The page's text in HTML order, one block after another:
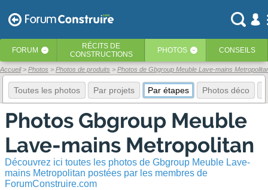
FORUM ‹ RÉCITS DE
CONSTRUCTIONS
PHOTOS ‹ CONSEILS
Accueil Photos Photos de produits Photos de Gbgroup Meuble Lave-mains
Toutes les photos Par projets Par étapes Photos déco
Photos Gbgroup Meuble
Lave-mains Metropolitan
Découvrez ici toutes les photos de Gbgroup Meuble Lave-
mains Metropolitan postées par les membres de
ForumConstruire.com